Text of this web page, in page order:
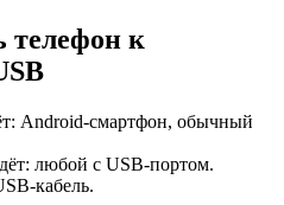
телефон к
Android-смартфон, обычный
любой с USB-портом.
кабель.